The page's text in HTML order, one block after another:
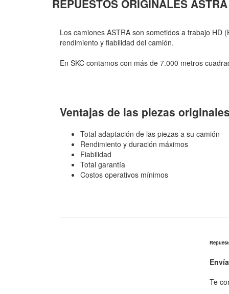
REPUESTOS ORIGINALES ASTRA
Los camiones ASTRA son sometidos a trabajo
rendimiento y fiabilidad del camión.
En SKC contamos con más de 7.000 metros
Ventajas de las piezas
Total adaptación de las piezas a su camión
Rendimiento y duración máximos
Fiabilidad
Total garantía
Costos operativos mínimos
Te